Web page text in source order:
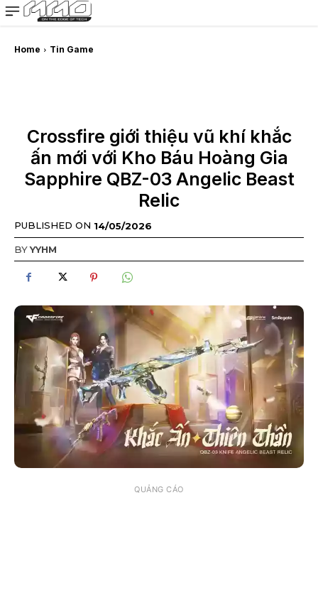
MMOSITE - Thông tin công nghệ
Bài viết nổi bật
Home Tin Game
Crossfire giới thiệu vũ khí khắc
ấn mới với Kho Báu Hoàng Gia
Sapphire QBZ-03 Angelic Beast
Relic
PUBLISHED ON 14/05/2026
BYYYHM
QUẢNG CÁO